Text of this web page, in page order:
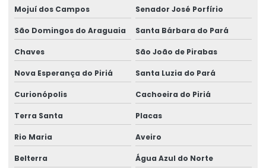
Mojuí dos Campos Senador José Porfírio
São Domingos do Araguaia Santa Bárbara do Pará
Chaves São João de Pirabas
Nova Esperança do Piriá Santa Luzia do Pará
Curionópolis Cachoeira do Piriá
Terra Santa Placas
Rio Maria Aveiro
Belterra Água Azul do Norte